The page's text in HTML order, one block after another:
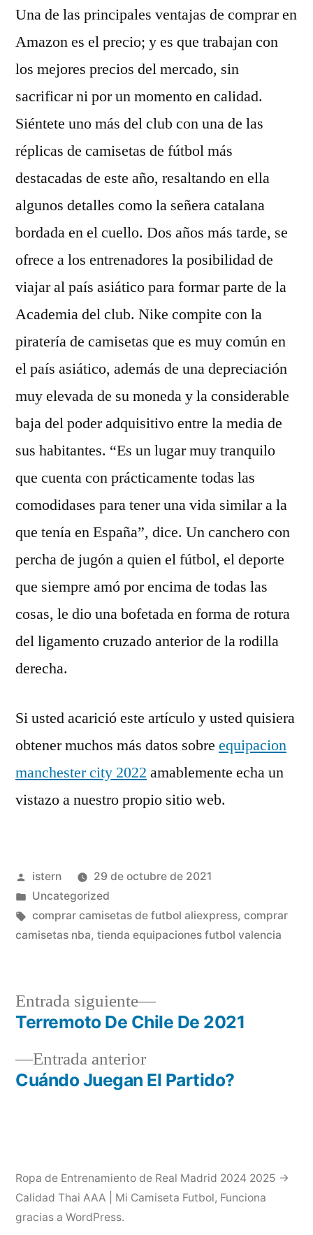
Una de las principales ventajas de comprar en
Amazon es el precio; y es que trabajan con
los mejores precios del mercado, sin
sacrificar ni por un momento en calidad.
Siéntete uno más del club con una de las
réplicas de camisetas de fútbol más
destacadas de este año, resaltando en ella
algunos detalles como la señera catalana
bordada en el cuello. Dos años más tarde, se
ofrece a los entrenadores la posibilidad de
viajar al país asiático para formar parte de la
Academia del club. Nike compite con la
piratería de camisetas que es muy común en
el país asiático, además de una depreciación
muy elevada de su moneda y la considerable
baja del poder adquisitivo entre la media de
sus habitantes. “Es un lugar muy tranquilo
que cuenta con prácticamente todas las
comodidases para tener una vida similar a la
que tenía en España”, dice. Un canchero con
percha de jugón a quien el fútbol, el deporte
que siempre amó por encima de todas las
cosas, le dio una bofetada en forma de rotura
del ligamento cruzado anterior de la rodilla
derecha.
Si usted acarició este artículo y usted quisiera
obtener muchos más datos sobre equipacion
manchester city 2022 amablemente echa un
vistazo a nuestro propio sitio web.
Publicado
por
istern
29 de octubre de 2021
Publicado
en
Uncategorized
Etiquetas:
comprar camisetas de futbol aliexpress, comprar
camisetas nba, tienda equipaciones futbol valencia
Navegación
deEntrada anteriorEntrada
anterior:
Cuándo Juegan El Partido?
Entrada siguiente
Entrada
siguiente:
Terremoto De Chile De 2021
Ropa de Entrenamiento de Real Madrid 2024 2025 →
Calidad Thai AAA | Mi Camiseta Futbol, Funciona
gracias a WordPress.